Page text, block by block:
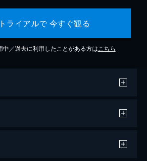
ライアルで 今すぐ観る
中／過去に利用したことがある方は こちら